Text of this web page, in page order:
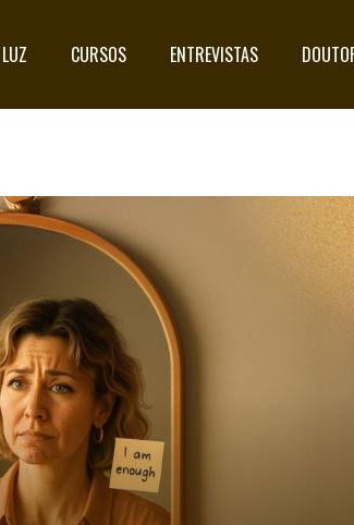
CURSOS ENTREVISTAS